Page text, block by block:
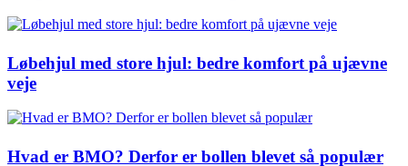
Løbehjul med store hjul: bedre komfort på ujævne
veje
Hvad er BMO? Derfor er bollen blevet så populær